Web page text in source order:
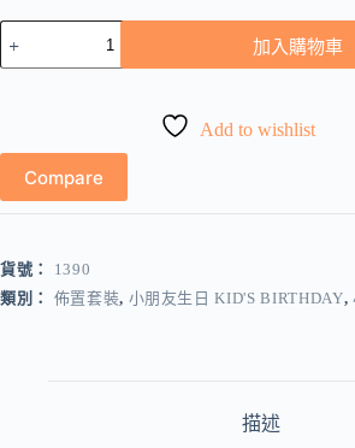
BB
小
童
佈
置
加入購物車
Add to wishlist
Compare
貨號： 1390
類別： 佈置套裝, 小朋友生日 KID'S BIRTHDAY,
描述